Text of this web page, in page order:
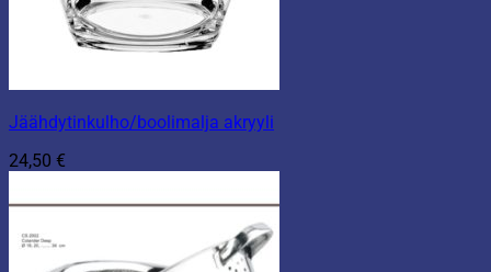
Jäähdytinkulho/boolimalja akryyli
24,50 €